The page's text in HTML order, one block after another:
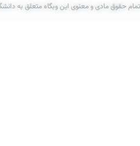
حقوق مادی و معنوی این وبگاه متعلق به